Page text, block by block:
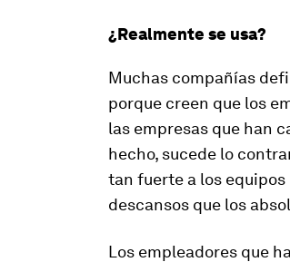
¿Realmente se usa?
Muchas compañías
porque creen que los
las empresas que han
hecho, sucede lo
tan fuerte a los
descansos que los
Los empleadores que